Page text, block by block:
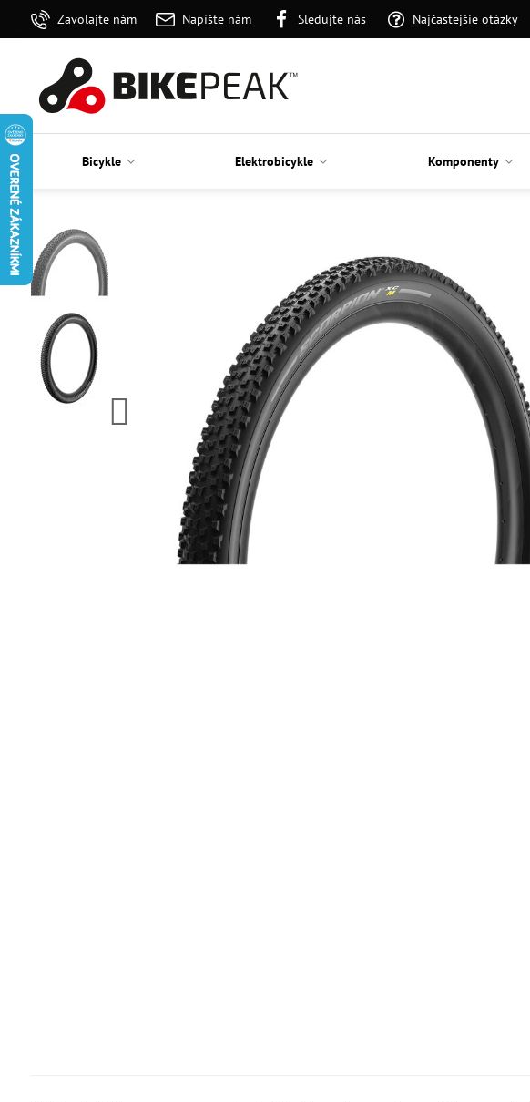
Zavolajte nám Napíšte nám Sledujte nás Najčastejšie otázky
Bicykle Elektrobicykle Komponenty